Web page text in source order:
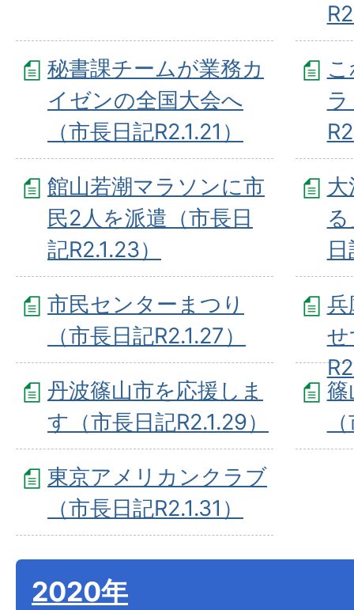
秘書課チームが業務カ
イゼンの全国大会へ
（市長日記R2.1.21）
館山若潮マラソンに市
民2人を派遣（市長日
記R2.1.23）
市民センターまつり
（市長日記R2.1.27）
兵
せ
丹波篠山市を応援しま
す（市長日記R2.1.29）
東京アメリカンクラブ
（市長日記R2.1.31）
2020年